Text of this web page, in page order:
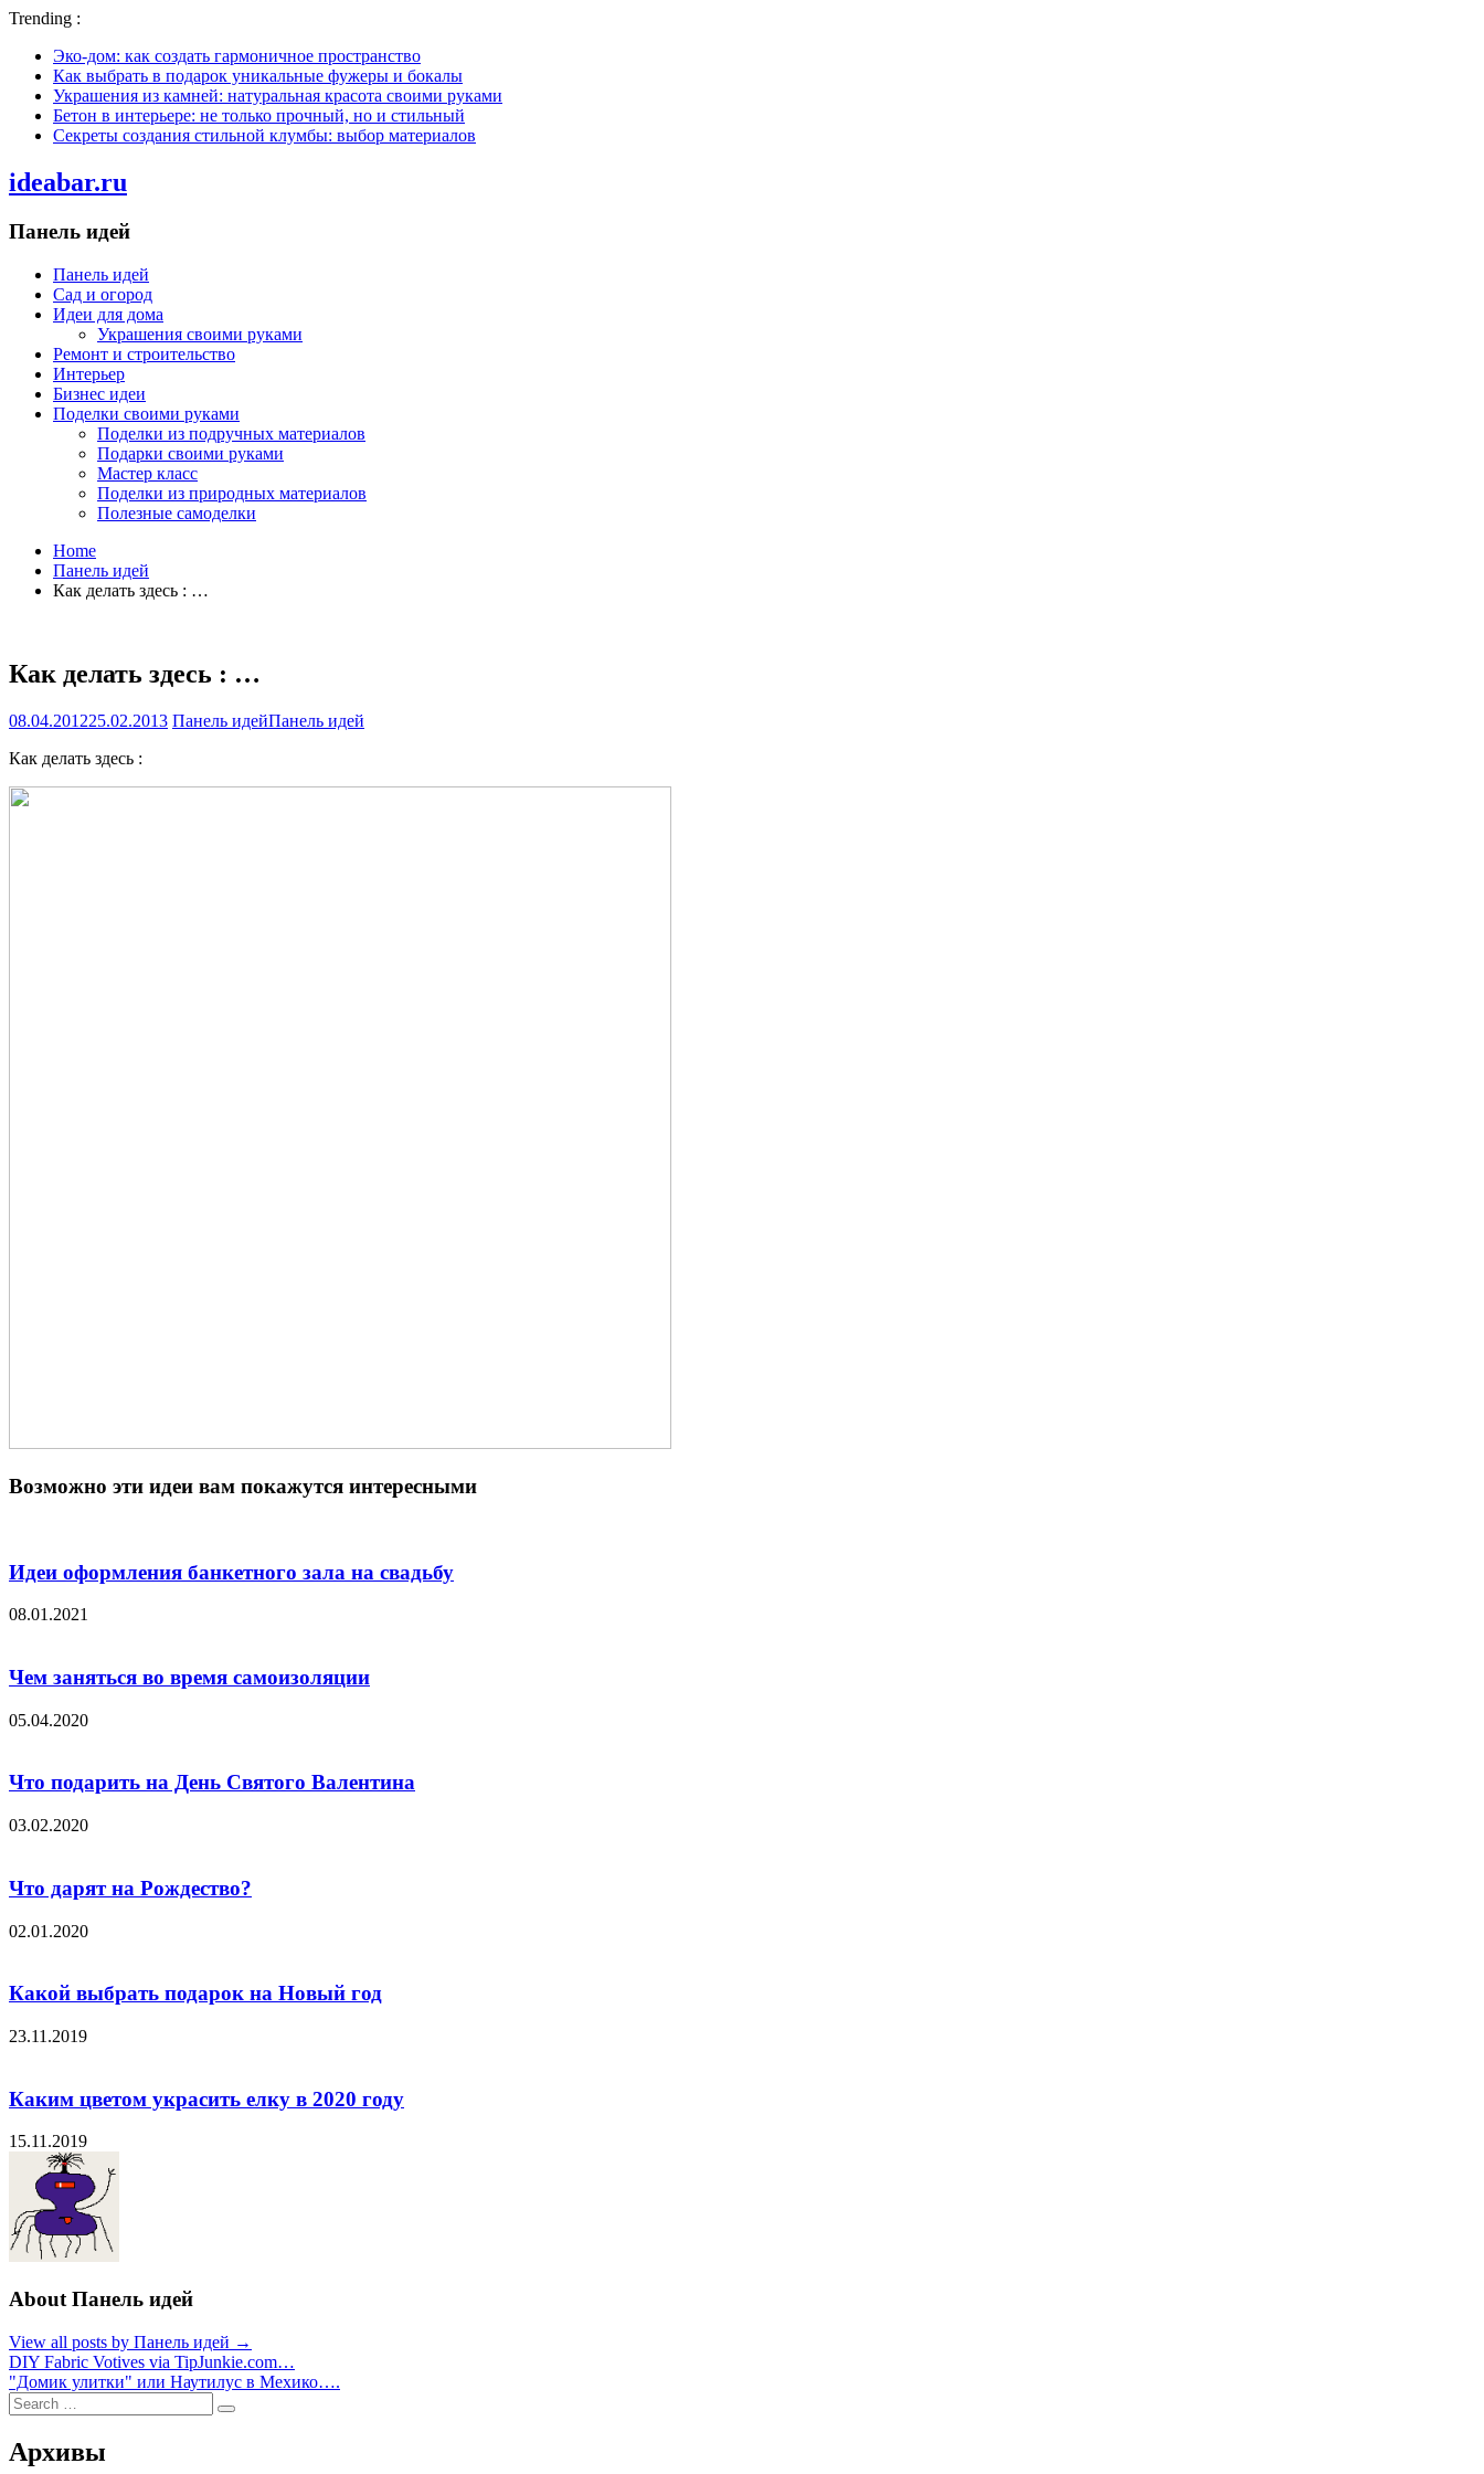
Trending :
Эко-дом: как создать гармоничное пространство
Как выбрать в подарок уникальные фужеры и бокалы
Украшения из камней: натуральная красота своими руками
Бетон в интерьере: не только прочный, но и стильный
Секреты создания стильной клумбы: выбор материалов
ideabar.ru
Панель идей
Панель идей
Сад и огород
Идеи для дома
Украшения своими руками
Ремонт и строительство
Интерьер
Бизнес идеи
Поделки своими руками
Поделки из подручных материалов
Подарки своими руками
Мастер класс
Поделки из природных материалов
Полезные самоделки
Home
Панель идей
Как делать здесь : …
Как делать здесь : …
08.04.201225.02.2013 Панель идейПанель идей
Как делать здесь :
Возможно эти идеи вам покажутся интересными
Идеи оформления банкетного зала на свадьбу
08.01.2021
Чем заняться во время самоизоляции
05.04.2020
Что подарить на День Святого Валентина
03.02.2020
Что дарят на Рождество?
02.01.2020
Какой выбрать подарок на Новый год
23.11.2019
Каким цветом украсить елку в 2020 году
15.11.2019
About Панель идей
View all posts by Панель идей →
Навигация
по
записям
DIY Fabric Votives via TipJunkie.com…
"Домик улитки" или Наутилус в Мехико….
Search
for:
Search
Архивы